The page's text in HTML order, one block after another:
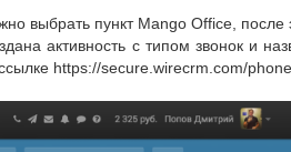
пункт Mango Office, после
активность с типом звонок и
https://secure.wirecrm.com/